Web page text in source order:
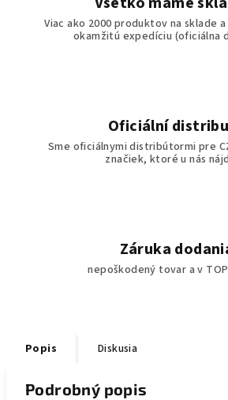
Viac ako 2000 produktov na sklade
okamžitú expedíciu (oficiálna
Oficiální
Sme oficiálnymi distribútormi pre
značiek, ktoré u nás
Záruka
nepoškodený tovar a v
Popis Diskusia
Podrobný popis